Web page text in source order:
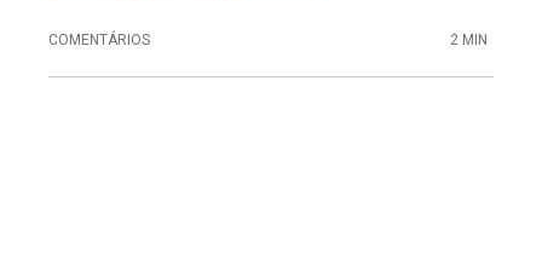
COMENTÁRIOS 2 MIN